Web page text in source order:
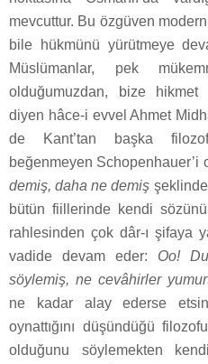
mevcuttur. Bu özgüven
bile hükmünü yürütmeye
Müslümanlar, pek
olduğumuzdan, bize hikmet
diyen hâce-i evvel Ahmet
de Kant’tan başka
beğenmeyen Schopenhauer’i
demiş, daha ne demiş şeklinde
bütün fiillerinde kendi
rahlesinden çok dâr-ı şifaya
vadide devam eder: Oo!
söylemiş, ne cevâhirler
ne kadar alay ederse
oynattığını düşündüğü
olduğunu söylemekten